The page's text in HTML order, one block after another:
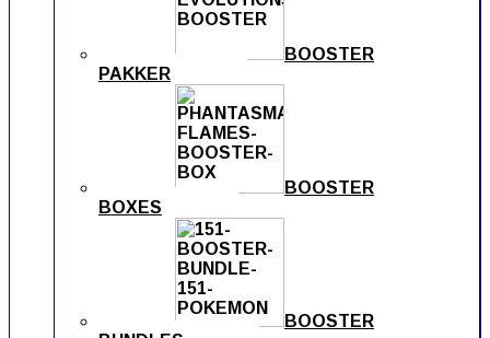
BOOSTER
PAKKER
BOOSTER
BOXES
BOOSTER